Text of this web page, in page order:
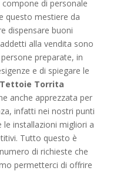
di personale
questo mestiere da
dispensare buoni
alla vendita sono
preparate, in
e di spiegare le
Tettoie Torrita
anche apprezzata per
infatti nei nostri punti
le installazioni migliori a
Tutto questo è
di richieste che
permetterci di offrire